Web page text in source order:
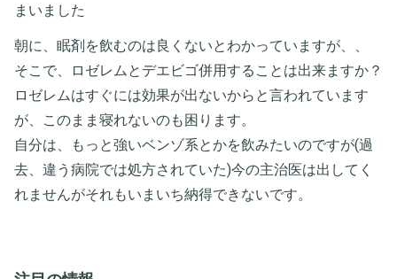
まいました
朝に、眠剤を飲むのは良くないとわかっていますが、、
そこで、ロゼレムとデエビゴ併用することは出来ますか？
ロゼレムはすぐには効果が出ないからと言われています
が、このまま寝れないのも困ります。
自分は、もっと強いベンゾ系とかを飲みたいのですが(過
去、違う病院では処方されていた)今の主治医は出してく
れませんがそれもいまいち納得できないです。